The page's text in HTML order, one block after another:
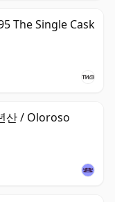
The Single Cask
산 / Oloroso